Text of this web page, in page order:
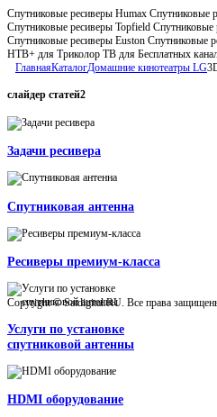
Спутниковые ресиверы Humax Спутниковые
Спутниковые ресиверы Topfield Спутниковые
Спутниковые ресиверы Euston Спутниковые
НТВ+ для Триколор ТВ для Бесплатных
ГлавнаяКаталогДомашние кинотеатры LG
слайдер статей2
Задачи ресивера
Спутниковая антенна
Ресиверы премиум-класса
Услуги по установке
спутниковой антенны
HDMI оборудование
Copyright © Satdigital.RU. Все права